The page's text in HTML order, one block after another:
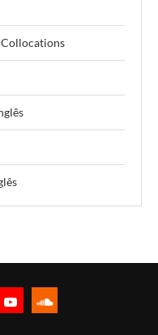
Collocations